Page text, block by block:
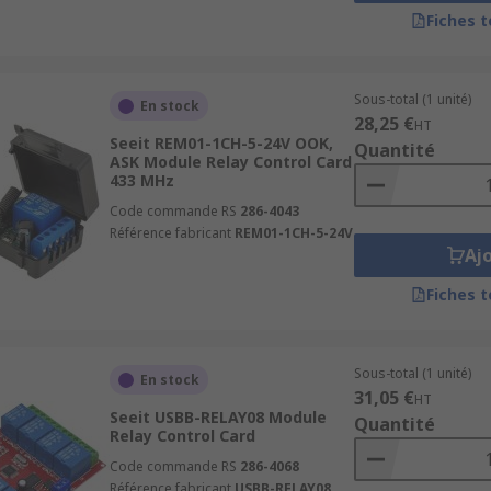
cette famille sont également disponibles sous forme
et des kits de démarrage sont disponibles auprès
Picom, ROHM, STMicroelectronics et
une antenne si elle n'est pas intégrée dans la carte du
Fiches
En stock
Seeit REM01-1CH-5-24V OOK,
ASK Module Relay Control Card
433 MHz
Code commande RS 286-4043
Référence fabricant REM01-1CH-5-24V
Sous-total (1 unité)
28,25 €HT
Quantité
Fiches
En stock
Seeit USBB-RELAY08 Module
Relay Control Card
Code commande RS 286-4068
Sous-total (1 unité)
31,05 €HT
Quantité